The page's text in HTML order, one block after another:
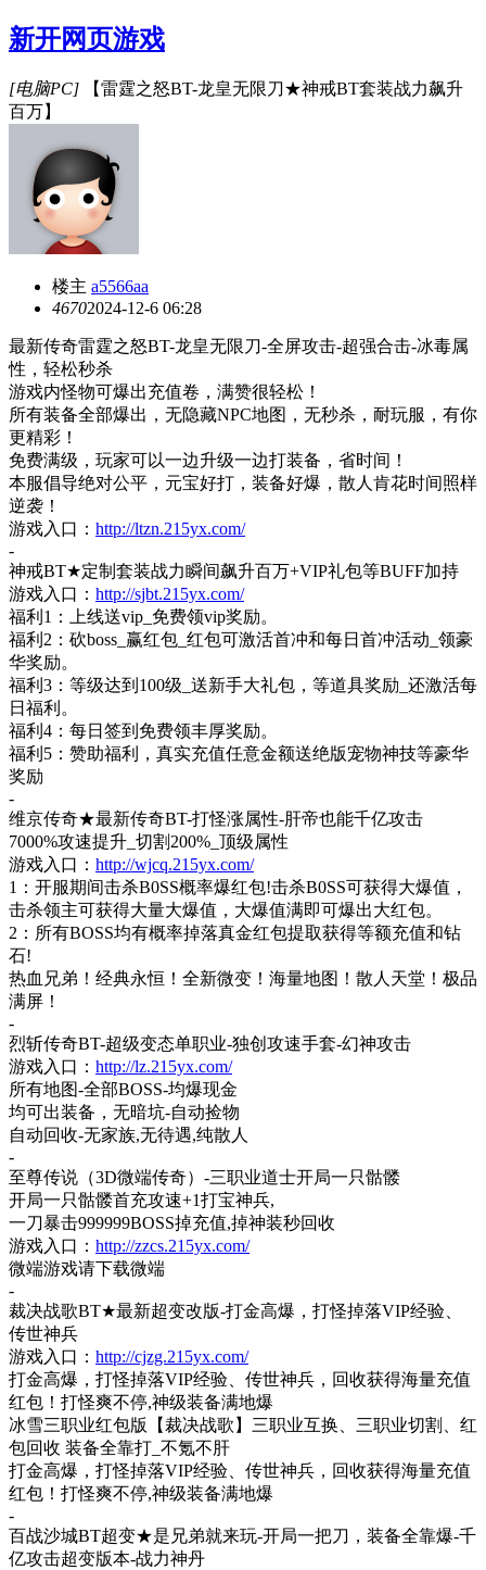
新开网页游戏
[电脑PC] 【雷霆之怒BT-龙皇无限刀★神戒BT套装战力飙升
百万】
楼主 a5566aa
46702024-12-6 06:28
最新传奇雷霆之怒BT-龙皇无限刀-全屏攻击-超强合击-冰毒属
性，轻松秒杀
游戏内怪物可爆出充值卷，满赞很轻松！
所有装备全部爆出，无隐藏NPC地图，无秒杀，耐玩服，有你
更精彩！
免费满级，玩家可以一边升级一边打装备，省时间！
本服倡导绝对公平，元宝好打，装备好爆，散人肯花时间照样
逆袭！
游戏入口： http://ltzn.215yx.com/
-
神戒BT★定制套装战力瞬间飙升百万+VIP礼包等BUFF加持
游戏入口： http://sjbt.215yx.com/
福利 1：上线送vip_免费领vip奖励。
福利 2：砍boss_赢红包_红包可激活首冲和每日首冲活动_领豪
华奖励。
福利 3：等级达到100级_送新手大礼包， 等道具奖励 _还激活每
日福利。
福利 4：每日签到免费领丰厚奖励。
福利 5：赞助福利，真实充值任意金额送绝版宠物神技等豪华
奖励
-
维京传奇★最新传奇BT-打怪涨属性-肝帝也能千亿攻击
7000%攻速提升_切割200%_顶级属性
游戏入口： http://wjcq.215yx.com/
1：开服期间击杀B0SS概率爆红包!击杀B0SS可获得大爆值，
击杀领主可获得大量大爆值，大爆值满即可爆出大红包。
2：所有BOSS均有概率掉落真金红包提取获得等额充值和钻
石!
热血兄弟！经典永恒！全新微变！海量地图！散人天堂！极品
满屏！
-
烈斩传奇BT-超级变态单职业-独创攻速手套-幻神攻击
游戏入口： http://lz.215yx.com/
所有地图-全部BOSS-均爆现金
均可出装备，无暗坑-自动捡物
自动回收-无家族,无待遇,纯散人
-
至尊传说（3D微端传奇）-三职业道士开局一只骷髅
开局一只骷髅首充攻速+1打宝神兵,
一刀暴击999999BOSS掉充值,掉神装秒回收
游戏入口： http://zzcs.215yx.com/
微端游戏请下载微端
-
裁决战歌BT★最新超变改版-打金高爆，打怪掉落VIP经验、
传世神兵
游戏入口： http://cjzg.215yx.com/
打金高爆，打怪掉落VIP经验、传世神兵，回收获得海量充值
红包！打怪爽不停,神级装备满地爆
冰雪三职业红包版【裁决战歌】三职业互换、三职业切割、红
包回收 装备全靠打 _不氪不肝
打金高爆，打怪掉落VIP经验、传世神兵，回收获得海量充值
红包！打怪爽不停,神级装备满地爆
-
百战沙城BT超变★是兄弟就来玩-开局一把刀，装备全靠爆-千
亿攻击超变版本-战力神丹